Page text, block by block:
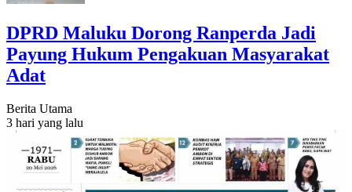
DPRD Maluku Dorong Ranperda Jadi
Payung Hukum Pengakuan Masyarakat
Adat
Berita Utama
3 hari yang lalu